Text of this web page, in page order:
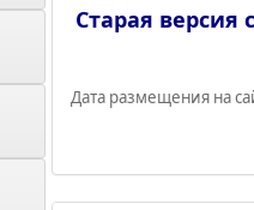
Старая
Дата размещения на